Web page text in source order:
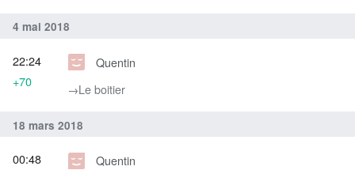
4 mai 2018
Quentin
→‎Le boitier
22:24
+70
18 mars 2018
Quentin
00:48